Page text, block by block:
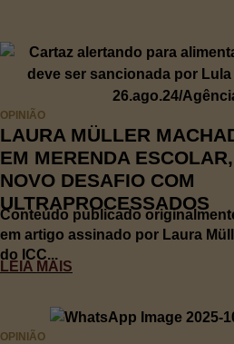
OPINIÃO
LAURA MÜLLER
EM MERENDA
NOVO DESAFIO COM
ULTRAPROCESSADOS
Conteúdo publicado
em artigo assinado por Laura
do ICC...
LEIA MAIS
OPINIÃO